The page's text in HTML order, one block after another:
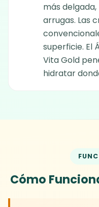
más
arrugas. Las
superficie. El
Vita Gold
hidratar
Cómo